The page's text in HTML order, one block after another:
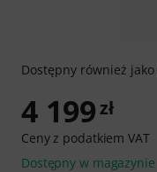
Dostępny również jako
4 199zł
Ceny z podatkiem VAT
Dostępny w magazynie